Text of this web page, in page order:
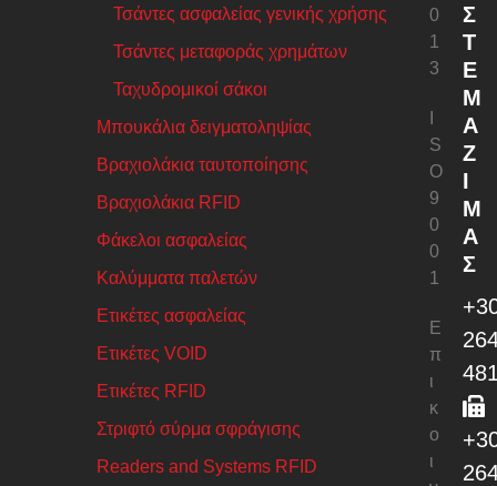
Τσάντες ασφαλείας γενικής χρήσης
Τσάντες μεταφοράς χρημάτων
Ταχυδρομικοί σάκοι
Μπουκάλια δειγματοληψίας
Βραχιολάκια ταυτοποίησης
Βραχιολάκια RFID
Φάκελοι ασφαλείας
Καλύμματα παλετών
Ετικέτες ασφαλείας
Ετικέτες VOID
Ετικέτες RFID
Στριφτό σύρμα σφράγισης
Readers and Systems RFID
0
1
3
S
O
9
0
0
1
Ε
π
ι
κ
ο
ι
Σ
Τ
Ε
Μ
Α
Ζ
Ί
Μ
Α
Σ